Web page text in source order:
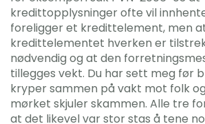
kredittopplysninger ofte vil
foreligger et kredittelement, men
kredittelementet hverken er
nødvendig og at den
tillegges vekt. Du har sett meg før
kryper sammen på vakt mot folk
mørket skjuler skammen. Alle tre
at det likevel var stor stas å tene